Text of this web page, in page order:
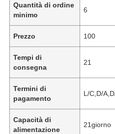
Quantità di ordine
minimo
6
Prezzo 100
Tempi di
consegna
21
Termini di
pagamento
L/C,D/
Capacità di
alimentazione
21giorno